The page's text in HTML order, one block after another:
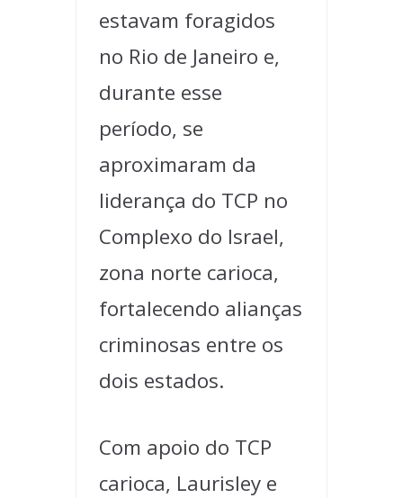
estavam foragidos
no Rio de Janeiro e,
durante esse
período, se
aproximaram da
liderança do TCP no
Complexo do Israel,
zona norte carioca,
fortalecendo alianças
criminosas entre os
dois estados.
Com apoio do TCP
carioca, Laurisley e